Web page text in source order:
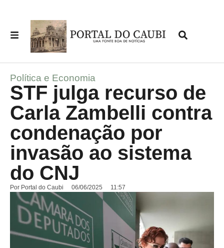
Política e Economia
STF julga recurso de
Carla Zambelli contra
condenação por
invasão ao sistema
do CNJ
Por Portal do Caubi 06/06/2025 11:57